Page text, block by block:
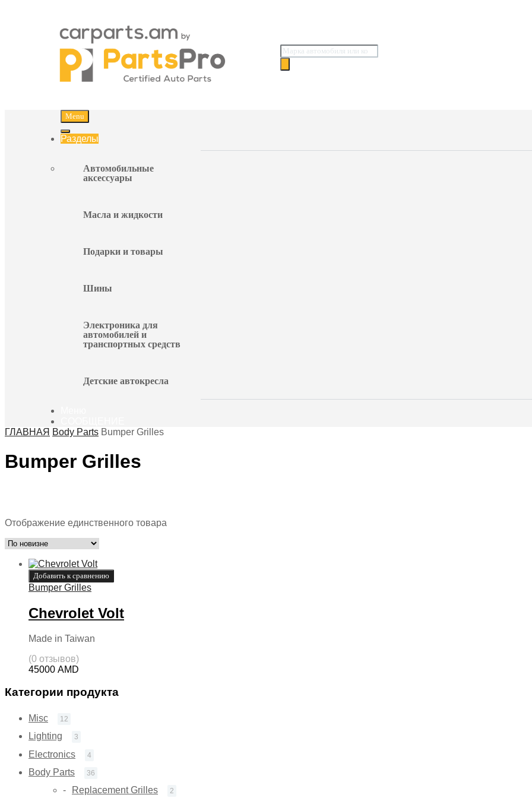
Menu
Разделы
Автомобильные
аксессуары
Масла и жидкости
Подарки и товары
Шины
Электроника для
автомобилей и
транспортных средств
Детские автокресла
ГЛАВНАЯ Body Parts Bumper Grilles
Bumper Grilles
Отображение единственного товара
Добавить к сравнению
Bumper Grilles
Chevrolet Volt
Made in Taiwan
(0 отзывов)
45000 AMD
Категории продукта
Misc 12
Lighting 3
Electronics 4
Body Parts 36
Replacement Grilles 2